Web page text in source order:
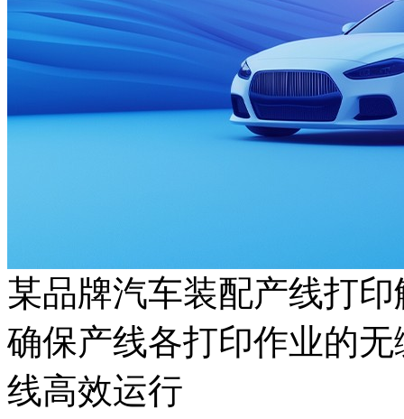
某品牌汽车装配产线打
确保产线各打印作业的无
线高效运行